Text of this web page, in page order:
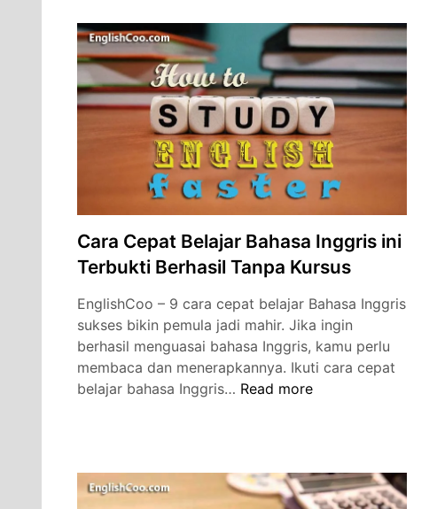
Bahasa
Inggris
Ampuh
dan
Terbukti
Cara Cepat Belajar Bahasa Inggris ini
Terbukti Berhasil Tanpa Kursus
EnglishCoo – 9 cara cepat belajar Bahasa Inggris
sukses bikin pemula jadi mahir. Jika ingin
berhasil menguasai bahasa Inggris, kamu perlu
membaca dan menerapkannya. Ikuti cara cepat
belajar bahasa Inggris… Cara
Inggris
ini
Read more